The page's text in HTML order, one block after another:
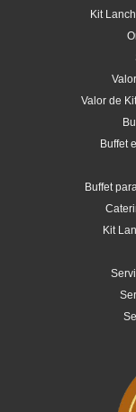
Kit
Valor de
Buffet
Buffet
Kit